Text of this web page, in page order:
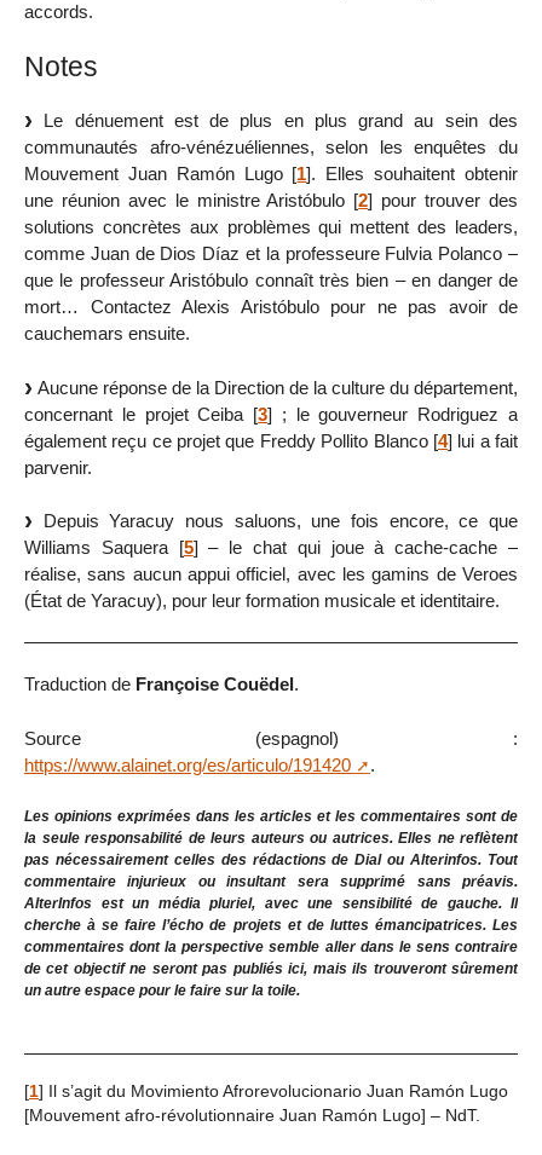
accords.
Notes
Le dénuement est de plus en plus grand au sein des
communautés afro-vénézuéliennes, selon les enquêtes du
Mouvement Juan Ramón Lugo[1]. Elles souhaitent obtenir
une réunion avec le ministre Aristóbulo [2] pour trouver des
solutions concrètes aux problèmes qui mettent des leaders,
comme Juan de Dios Díaz et la professeure Fulvia Polanco –
que le professeur Aristóbulo connaît très bien – en danger de
mort… Contactez Alexis Aristóbulo pour ne pas avoir de
cauchemars ensuite.
Aucune réponse de la Direction de la culture du département,
concernant le projet Ceiba [3] ; le gouverneur Rodriguez a
également reçu ce projet que Freddy Pollito Blanco[4] lui a fait
parvenir.
Depuis Yaracuy nous saluons, une fois encore, ce que
Williams Saquera[5] – le chat qui joue à cache-cache –
réalise, sans aucun appui officiel, avec les gamins de Veroes
(État de Yaracuy), pour leur formation musicale et identitaire.
Traduction de Françoise Couëdel.
Source (espagnol) :
https://www.alainet.org/es/articulo/191420
.
Les opinions exprimées dans les articles et les commentaires sont de
la seule responsabilité de leurs auteurs ou autrices. Elles ne reflètent
pas nécessairement celles des rédactions de Dial ou Alterinfos. Tout
commentaire injurieux ou insultant sera supprimé sans préavis.
AlterInfos est un média pluriel, avec une sensibilité de gauche. Il
cherche à se faire l’écho de projets et de luttes émancipatrices. Les
commentaires dont la perspective semble aller dans le sens contraire
de cet objectif ne seront pas publiés ici, mais ils trouveront sûrement
un autre espace pour le faire sur la toile.
[1] Il s’agit du Movimiento Afrorevolucionario Juan Ramón Lugo
[Mouvement afro-révolutionnaire Juan Ramón Lugo] – NdT.